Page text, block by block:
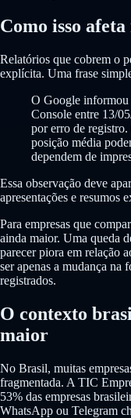
Como isso
Relatórios que cobrem o
explícita. Uma frase
O Google informou
Console entre 13/
por erro de
posição média
dependem de
Essa observação deve
apresentações e resumos
Para empresas que
ainda maior. Uma queda
parecer piora em relação
ser apenas a mudança na
registrados.
O contexto
maior
No Brasil, muitas
fragmentada. A TIC
53% das empresas
WhatsApp ou Telegram